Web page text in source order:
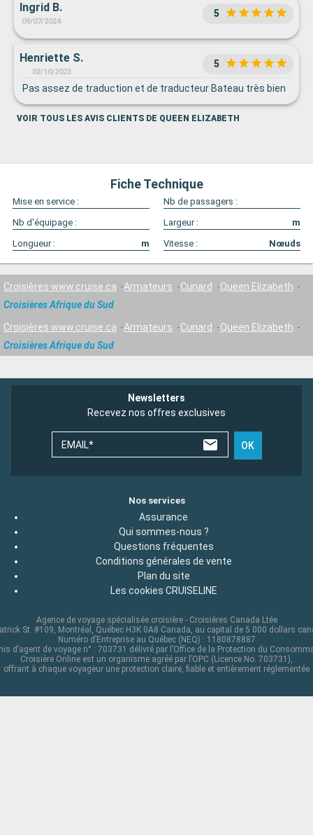
Ingrid B.
09/07/2024
5
Henriette S.
02/10/2023
5
Pas assez de traduction et de traducteur Bateau très bien
VOIR TOUS LES AVIS CLIENTS DE QUEEN ELIZABETH
Fiche Technique
Mise en service :
Nb de passagers :
Nb d'équipage :
Largeur :
m
Longueur :
m Vitesse : Nœuds
Croisières www.cruise.ca Armateurs Cunard
Queen Elizabeth
Croisières Afrique du Sud
Croisières www.cruise.ca Armateurs Cunard
Queen Elizabeth
Croisières Afrique du Sud
Newsletters
Recevez nos offres exclusives
EMAIL* OK
Nos services
Assurance
Qui sommes-nous ?
Questions fréquentes
Conditions générales de vente
Plan du site
Les cookies CRUISELINE
Agence de voyage spécialisée croisière - Croisières Canada Ltée
St. #109, Montréal, Québec H3K 0A8 Canada, au capital de 5 000 dollars
Numéro d’Entreprise au Québec (NEQ) : 1180878887
d’agent de voyage n° : 703731 délivré par l’Office de la Protection du
Croisière Online est un organisme agréé par l’OPC (Licence No. 703731),
offrant à chaque voyageur une protection claire, fiable et entièrement réglementée